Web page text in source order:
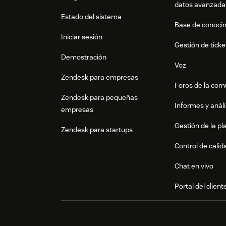
Estado del sistema
Iniciar sesión
Demostración
Zendesk para empresas
Zendesk para pequeñas
empresas
Zendesk para startups
datos
Base de
Gestión de
Voz
Foros de la
Informes y
Gestión de la
Control de
Chat en vivo
Portal del